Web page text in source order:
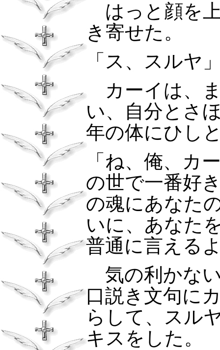
はっと顔を
き寄せた。
「ス、スルヤ
カーイは、
い、自分とさ
年の体にひし
「ね、俺、カ
の世で一番好
の魂にあなた
いに、あなた
普通に言える
気の利かな
口説き文句に
らして、スル
キスをした。